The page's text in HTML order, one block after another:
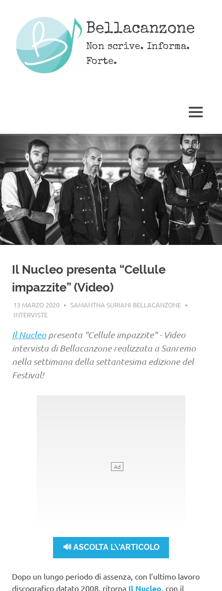
content
Bellacanzone
Non scrive. Informa.
Forte.
MENU
Il Nucleo presenta “Cellule
impazzite” (Video)
13 MARZO 2020
SAMANTHA SURIANI BELLACANZONE
INTERVISTE
Il Nucleopresenta "Cellule impazzite" - Video
intervista di Bellacanzone realizzata a Sanremo
nella settimana della settantesima edizione del
Festival!
🔊 ASCOLTA L\'ARTICOLO
Dopo un lungo periodo di assenza, con l’ultimo lavoro
discografico datato 2008, ritorna Il Nucleo , con il